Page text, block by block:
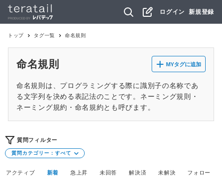
ログイン 新規登録
トップ タグ一覧 命名規則
命名規則 MYタグに追加
命名規則は、プログラミングする際に識別子の名称であ
る文字列を決める表記法のことです。ネーミング規則・
ネーミング規約・命名規約とも呼びます。
質問フィルター
質問カテゴリー： すべて
アクティブ 新着 急上昇 未回答 解決済 未解決 フォロー